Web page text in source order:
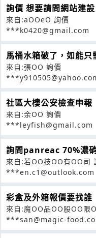
詢價 想要請問網站建設
來自:aOOeO 詢價
***k0420@gmail.com
馬桶水箱破了，如能
來自:張OO 詢價
社區大樓公安檢查申報
來自:余OO 詢價
***leyfish@gmail.com
詢問panreac 70%濃
來自:若OO技OO有OO司
***en.c1@outlook.com
彩盒及外箱報價要找誰
來自:魔OO品OO股OO限
***san@magic-